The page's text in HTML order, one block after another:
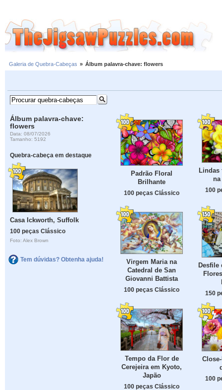
Galeria de Quebra-Cabeças » Álbum palavra-chave: flowers
Álbum palavra-chave:
flowers
Data: 08/07/2026
Tamanho: 5192
Quebra-cabeça em destaque
Casa Ickworth, Suffolk
100 peças Clássico
Foto: Alex Brown
Tem dúvidas? Obtenha ajuda!
Padrão Floral
Brilhante
100 peças Clássico
Lindas
na
100
Virgem Maria na
Catedral de San
Giovanni Battista
100 peças Clássico
Desfile
150
Tempo da Flor de
Cerejeira em Kyoto,
Japão
100 peças Clássico
100